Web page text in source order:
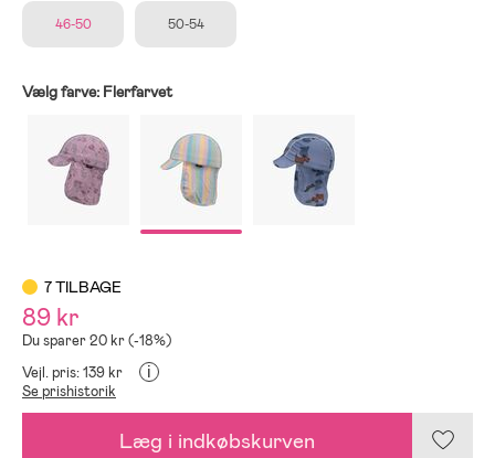
46-50 50-54
Vælg farve: Flerfarvet
7 TILBAGE
89 kr
Du sparer 20 kr (-18%)
Vejl. pris: 139 kr
i
Se prishistorik
Læg i indkøbskurven